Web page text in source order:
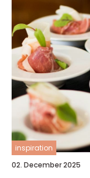
inspiration
02. December 2025